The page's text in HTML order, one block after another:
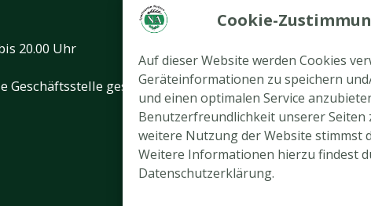
Cookie-
Auf dieser Website werden Cookies
Geräteinformationen zu speichern
und einen optimalen Service
Benutzerfreundlichkeit unserer Seiten
weitere Nutzung der Website stimmst
Weitere Informationen hierzu findest
Datenschutzerklärung.
20.00 Uhr
Geschäftsstelle geschlossen.
Tennis-Newsletter
Tennis-Arbeitseinsatz
Rückblick Tennis-
Ein gelungener
Abschluss der